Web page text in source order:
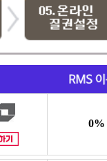
0%